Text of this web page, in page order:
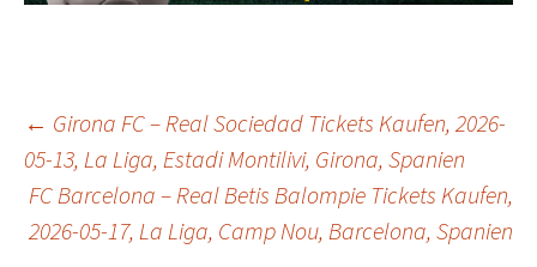
Post
navigation
← Girona FC – Real Sociedad Tickets Kaufen, 2026-
05-13, La Liga, Estadi Montilivi, Girona, Spanien
FC Barcelona – Real Betis Balompie Tickets Kaufen,
2026-05-17, La Liga, Camp Nou, Barcelona, Spanien